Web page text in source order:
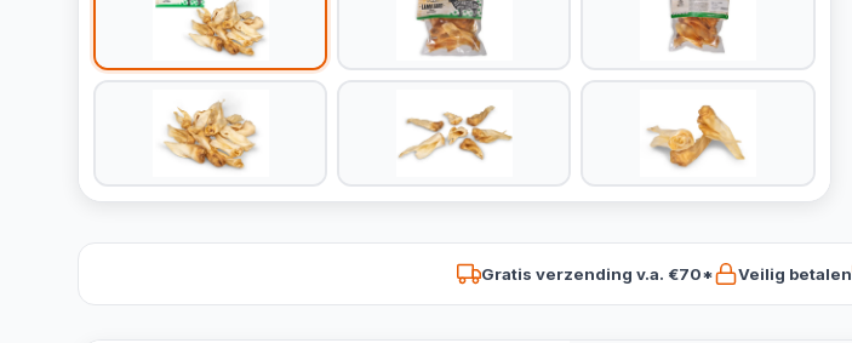
Gratis verzending v.a. €70* Veilig betalen